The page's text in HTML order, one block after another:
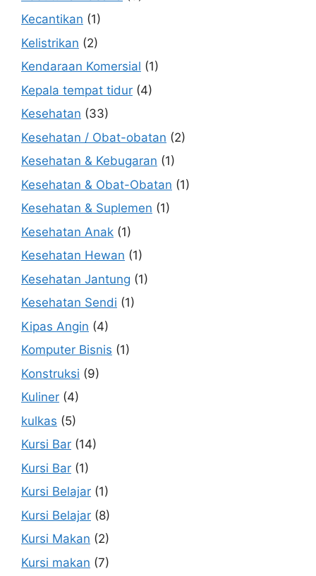
Kecantikan (1)
Kelistrikan (2)
Kendaraan Komersial (1)
Kepala tempat tidur (4)
Kesehatan (33)
Kesehatan / Obat-obatan (2)
Kesehatan & Kebugaran (1)
Kesehatan & Obat-Obatan (1)
Kesehatan & Suplemen (1)
Kesehatan Anak (1)
Kesehatan Hewan (1)
Kesehatan Jantung (1)
Kesehatan Sendi (1)
Kipas Angin (4)
Komputer Bisnis (1)
Konstruksi (9)
Kuliner (4)
kulkas (5)
Kursi Bar (14)
Kursi Bar (1)
Kursi Belajar (1)
Kursi Belajar (8)
Kursi Makan (2)
Kursi makan (7)